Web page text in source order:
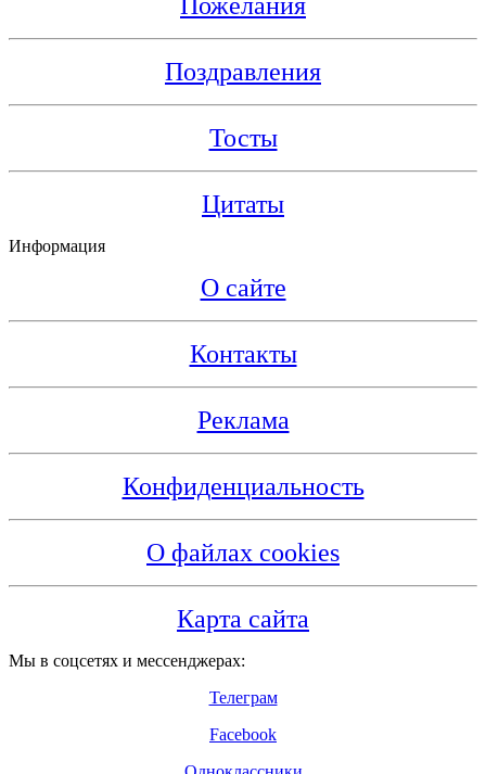
Поздравления
Тосты
Цитаты
Информация
О сайте
Контакты
Реклама
Конфиденциальность
О файлах cookies
Карта сайта
Мы в соцсетях и мессенджерах:
Телеграм
Facebook